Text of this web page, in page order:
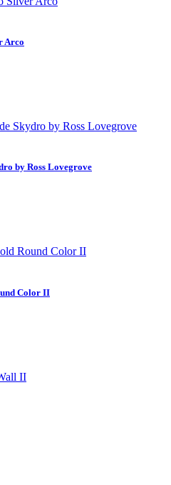
Arco
by Ross Lovegrove
Сolor II